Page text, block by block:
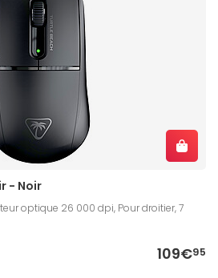
- Noir
optique 26 000 dpi, Pour droitier, 7
109€95